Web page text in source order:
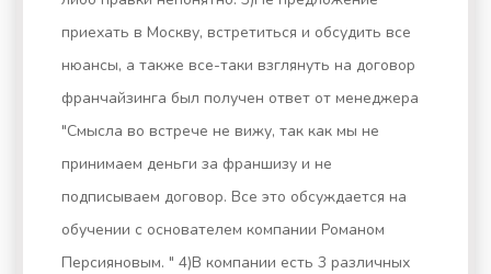
приехать в Москву, встретиться и обсудить все
нюансы, а также все-таки взглянуть на договор
франчайзинга был получен ответ от менеджера
"Смысла во встрече не вижу, так как мы не
принимаем деньги за франшизу и не
подписываем договор. Все это обсуждается на
обучении с основателем компании Романом
Персияновым. " 4)В компании есть 3 различных